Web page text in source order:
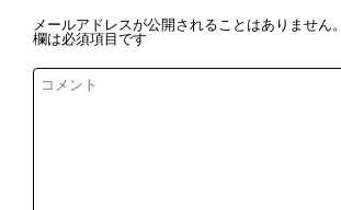
メールアドレスが公開されることはありません。
欄は必須項目です